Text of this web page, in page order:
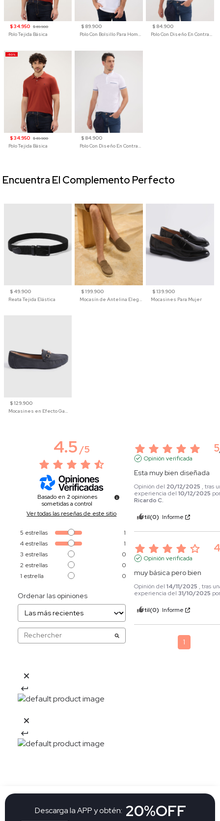
$ 34.950 $ 69.900
Polo Tejida Básica
$ 89.900
Polo Con Bolsillo Para Hombre
$ 84.900
Polo Con Diseño En Contraste
-50%
$ 34.950 $ 69.900
Polo Tejida Básica
$ 84.900
Polo Con Diseño En Contraste
$ 49.900
Reata Tejida Elástica
$ 199.900
Mocasín de Antelina Elegante con Suela de Contraste Para Hombre
$ 139.900
Mocasines Para Mujer
$ 129.900
Mocasines en Efecto Gamuzado Para Mujer
Encuentra El Complemento Perfecto
4.5/5
Basado en 2 opiniones
sometidas a control
Ver todas las reseñas de este sitio
5 estrellas
1
4 estrellas
1
3 estrellas
0
2 estrellas
0
1 estrella 0
Ordenar las opiniones
5
Opinión verificada
Esta muy bien diseñada
Opinión del 20/12/2025 , tras
experiencia del10/12/2025
Ricardo C.
Útil(0) Informe
Opinión verificada
muy básica pero bien
Opinión del14/11/2025 , tras
experiencia del31/10/2025
Útil(0) Informe
1
Descarga la APP y obtén: 20%OFF